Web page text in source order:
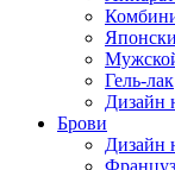
Гель-лак
Дизайн
Брови
Дизайн